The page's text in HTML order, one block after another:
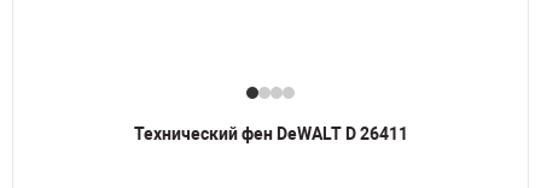
Технический фен DeWALT D 26411